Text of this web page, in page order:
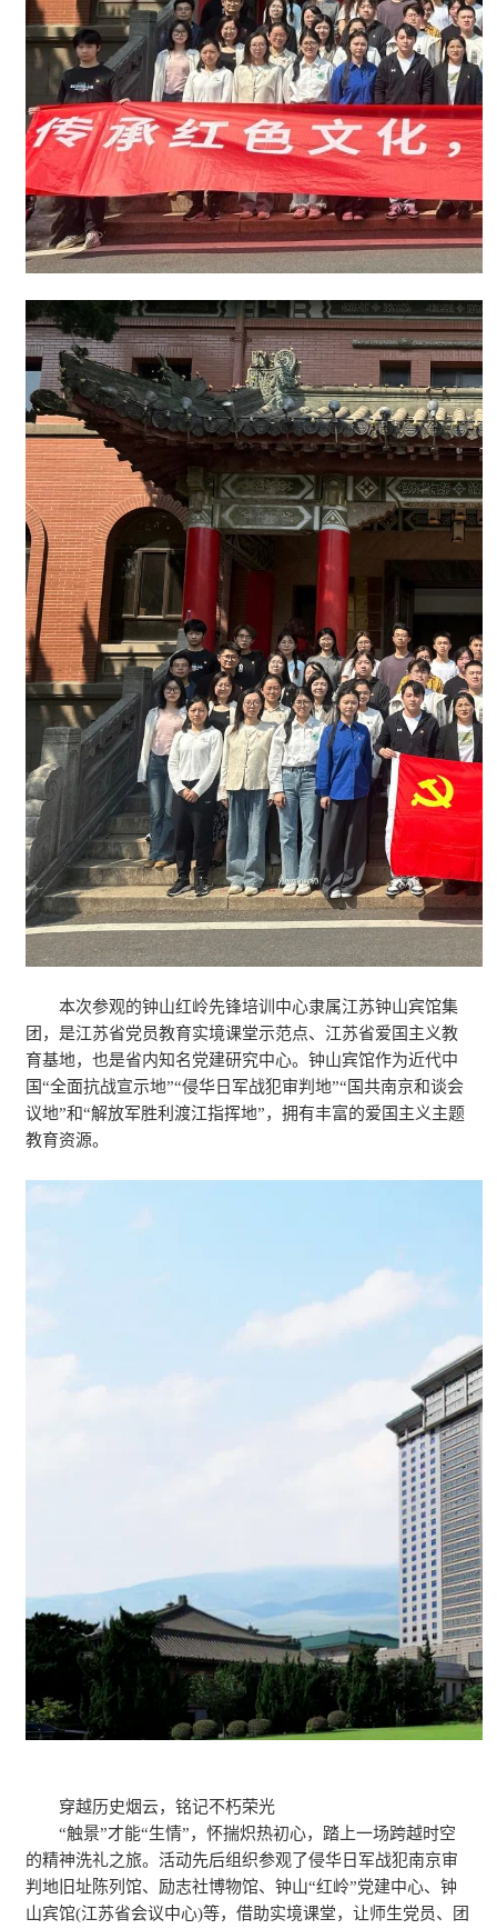
本次参观的钟山红岭先锋培训中心隶属江苏钟山宾馆集
团，是江苏省党员教育实境课堂示范点、江苏省爱国主义教
育基地，也是省内知名党建研究中心。钟山宾馆作为近代中
国“全面抗战宣示地”“侵华日军战犯审判地”“国共南京和谈会
议地”和“解放军胜利渡江指挥地”，拥有丰富的爱国主义主题
教育资源。
穿越历史烟云，铭记不朽荣光
“触景”才能“生情”，怀揣炽热初心，踏上一场跨越时空
的精神洗礼之旅。活动先后组织参观了侵华日军战犯南京审
判地旧址陈列馆、励志社博物馆、钟山“红岭”党建中心、钟
山宾馆(江苏省会议中心)等，借助实境课堂，让师生党员、团